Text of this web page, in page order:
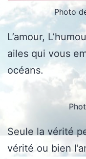
Photo
L’amour,
ailes qui vous
océans.
Seule la vérité
vérité ou bien